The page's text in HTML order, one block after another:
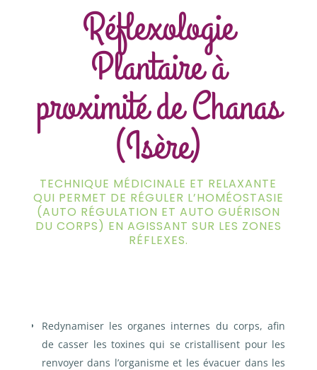
Réflexologie
Plantaire à
proximité de Chanas
(Isère)
TECHNIQUE MÉDICINALE ET RELAXANTE
QUI PERMET DE RÉGULER L’HOMÉOSTASIE
(AUTO RÉGULATION ET AUTO GUÉRISON
DU CORPS) EN AGISSANT SUR LES ZONES
RÉFLEXES.
Redynamiser les organes internes du corps, afin
de casser les toxines qui se cristallisent pour les
renvoyer dans l’organisme et les évacuer dans les